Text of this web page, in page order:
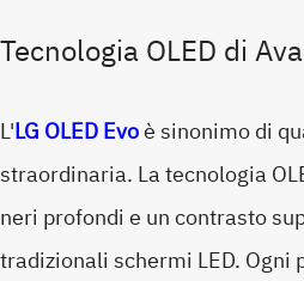
Tecnologia OLED di
L'LG OLED Evoè sinonimo di
straordinaria. La tecnologia
neri profondi e un contrasto
tradizionali schermi LED. Ogni